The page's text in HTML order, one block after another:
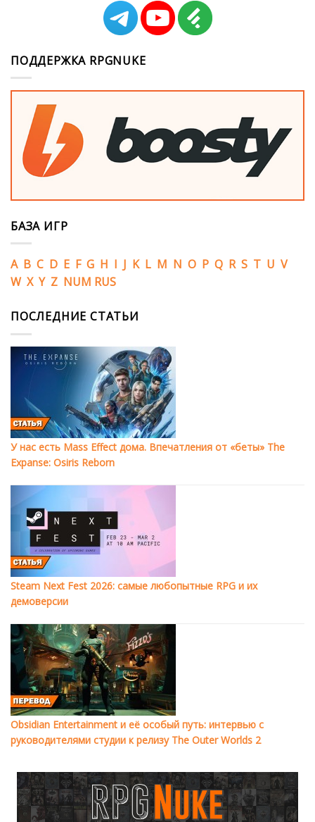
ПОДДЕРЖКА RPGNUKE
БАЗА ИГР
A B C D E F G H I J K L M N O P Q R S T U V
W X Y Z NUM RUS
ПОСЛЕДНИЕ СТАТЬИ
У нас есть Mass Effect дома. Впечатления от «беты» The
Expanse: Osiris Reborn
Steam Next Fest 2026: самые любопытные RPG и их
демоверсии
Obsidian Entertainment и её особый путь: интервью с
руководителями студии к релизу The Outer Worlds 2